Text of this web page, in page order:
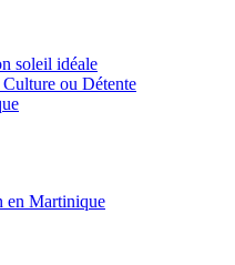
soleil idéale
ou Détente
en Martinique